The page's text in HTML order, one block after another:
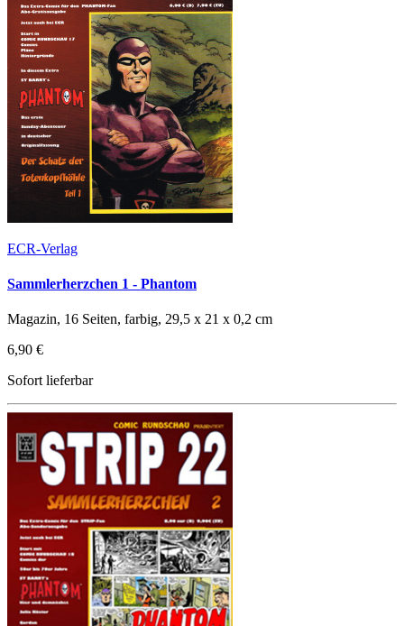
ECR-Verlag
Sammlerherzchen 1 - Phantom
Magazin, 16 Seiten, farbig, 29,5 x 21 x 0,2 cm
6,90 €
Sofort lieferbar